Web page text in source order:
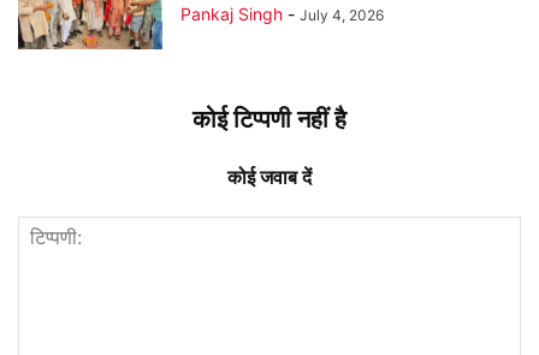
Pankaj Singh - July 4, 2026
कोई टिप्पणी नहीं है
कोई जवाब दें